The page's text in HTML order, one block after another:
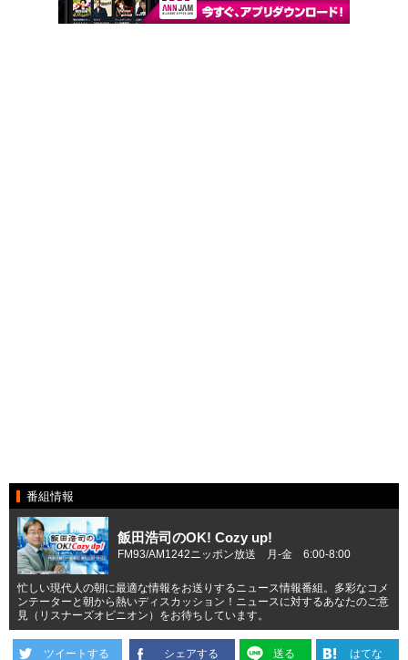
番組情報
飯田浩司のOK! Cozy up!
FM93/AM1242ニッポン放送 月-金 6:00-8:00
忙しい現代人の朝に最適な情報をお送りするニュース情報番組。多彩なコメ
ンテーターと朝から熱いディスカッション！ニュースに対するあなたのご意
見（リスナーズオピニオン）をお待ちしています。
ツイートする シェアする 送る はてな